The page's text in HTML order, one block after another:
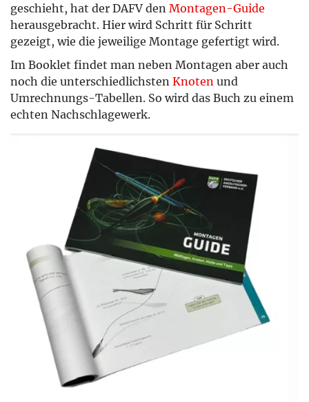
geschieht, hat der DAFV den Montagen-Guide
herausgebracht. Hier wird Schritt für Schritt
gezeigt, wie die jeweilige Montage gefertigt wird.
Im Booklet findet man neben Montagen aber auch
noch die unterschiedlichsten Knoten und
Umrechnungs-Tabellen. So wird das Buch zu einem
echten Nachschlagewerk.